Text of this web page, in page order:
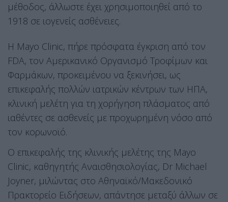
μέθοδος, άλλωστε έχει χρησιμοποιηθεί από το
1918 σε ιογενείς ασθένειες.
Η Mayo Clinic, πήρε πρόσφατα έγκριση από τον
FDA, τον Αμερικανικό Οργανισμό Τροφίμων και
Φαρμάκων, προκειμένου να ξεκινήσει, ως
επικεφαλής πολλών ιατρικών κέντρων των ΗΠΑ,
κλινική μελέτη για τη χορήγηση πλάσματος από
ιαθέντες σε ασθενείς με προχωρημένη νόσο από
τον κορωνοϊό.
Ο επικεφαλής της κλινικής μελέτης της Mayo
Clinic, καθηγητής Αναισθησιολογίας, Dr Michael
Joyner, μιλώντας στο Αθηναϊκό/Μακεδονικό
Πρακτορείο Ειδήσεων, απάντησε μεταξύ άλλων σε